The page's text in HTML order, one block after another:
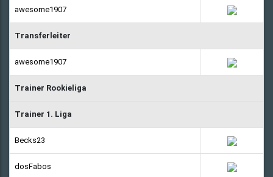
awesome1907
Transferleiter
awesome1907
Trainer Rookieliga
Trainer 1. Liga
Becks23
dosFabos